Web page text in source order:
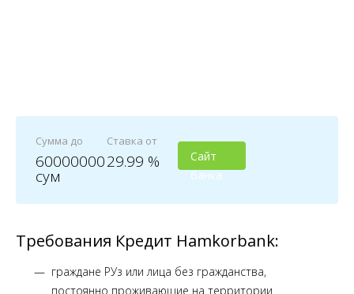
Сумма до
60000000
сум
Ставка от
29.99 %
Сайт
банка
Требования Кредит Hamkorbank:
граждане РУз или лица без гражданства,
постоянно проживающие на территории